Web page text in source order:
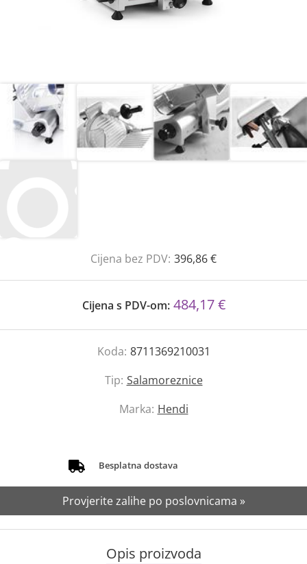
Cijena bez PDV: 396,86 €
Cijena s PDV-om: 484,17 €
Koda: 8711369210031
Tip: Salamoreznice
Marka: Hendi
Besplatna dostava
Provjerite zalihe po poslovnicama »
Opis proizvoda